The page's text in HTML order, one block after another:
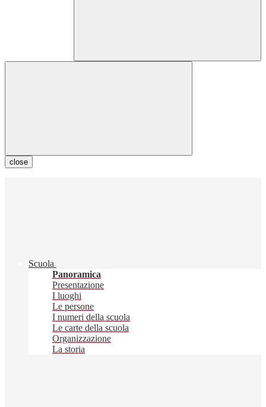
close
Scuola
Panoramica
Presentazione
I luoghi
Le persone
I numeri della scuola
Le carte della scuola
Organizzazione
La storia